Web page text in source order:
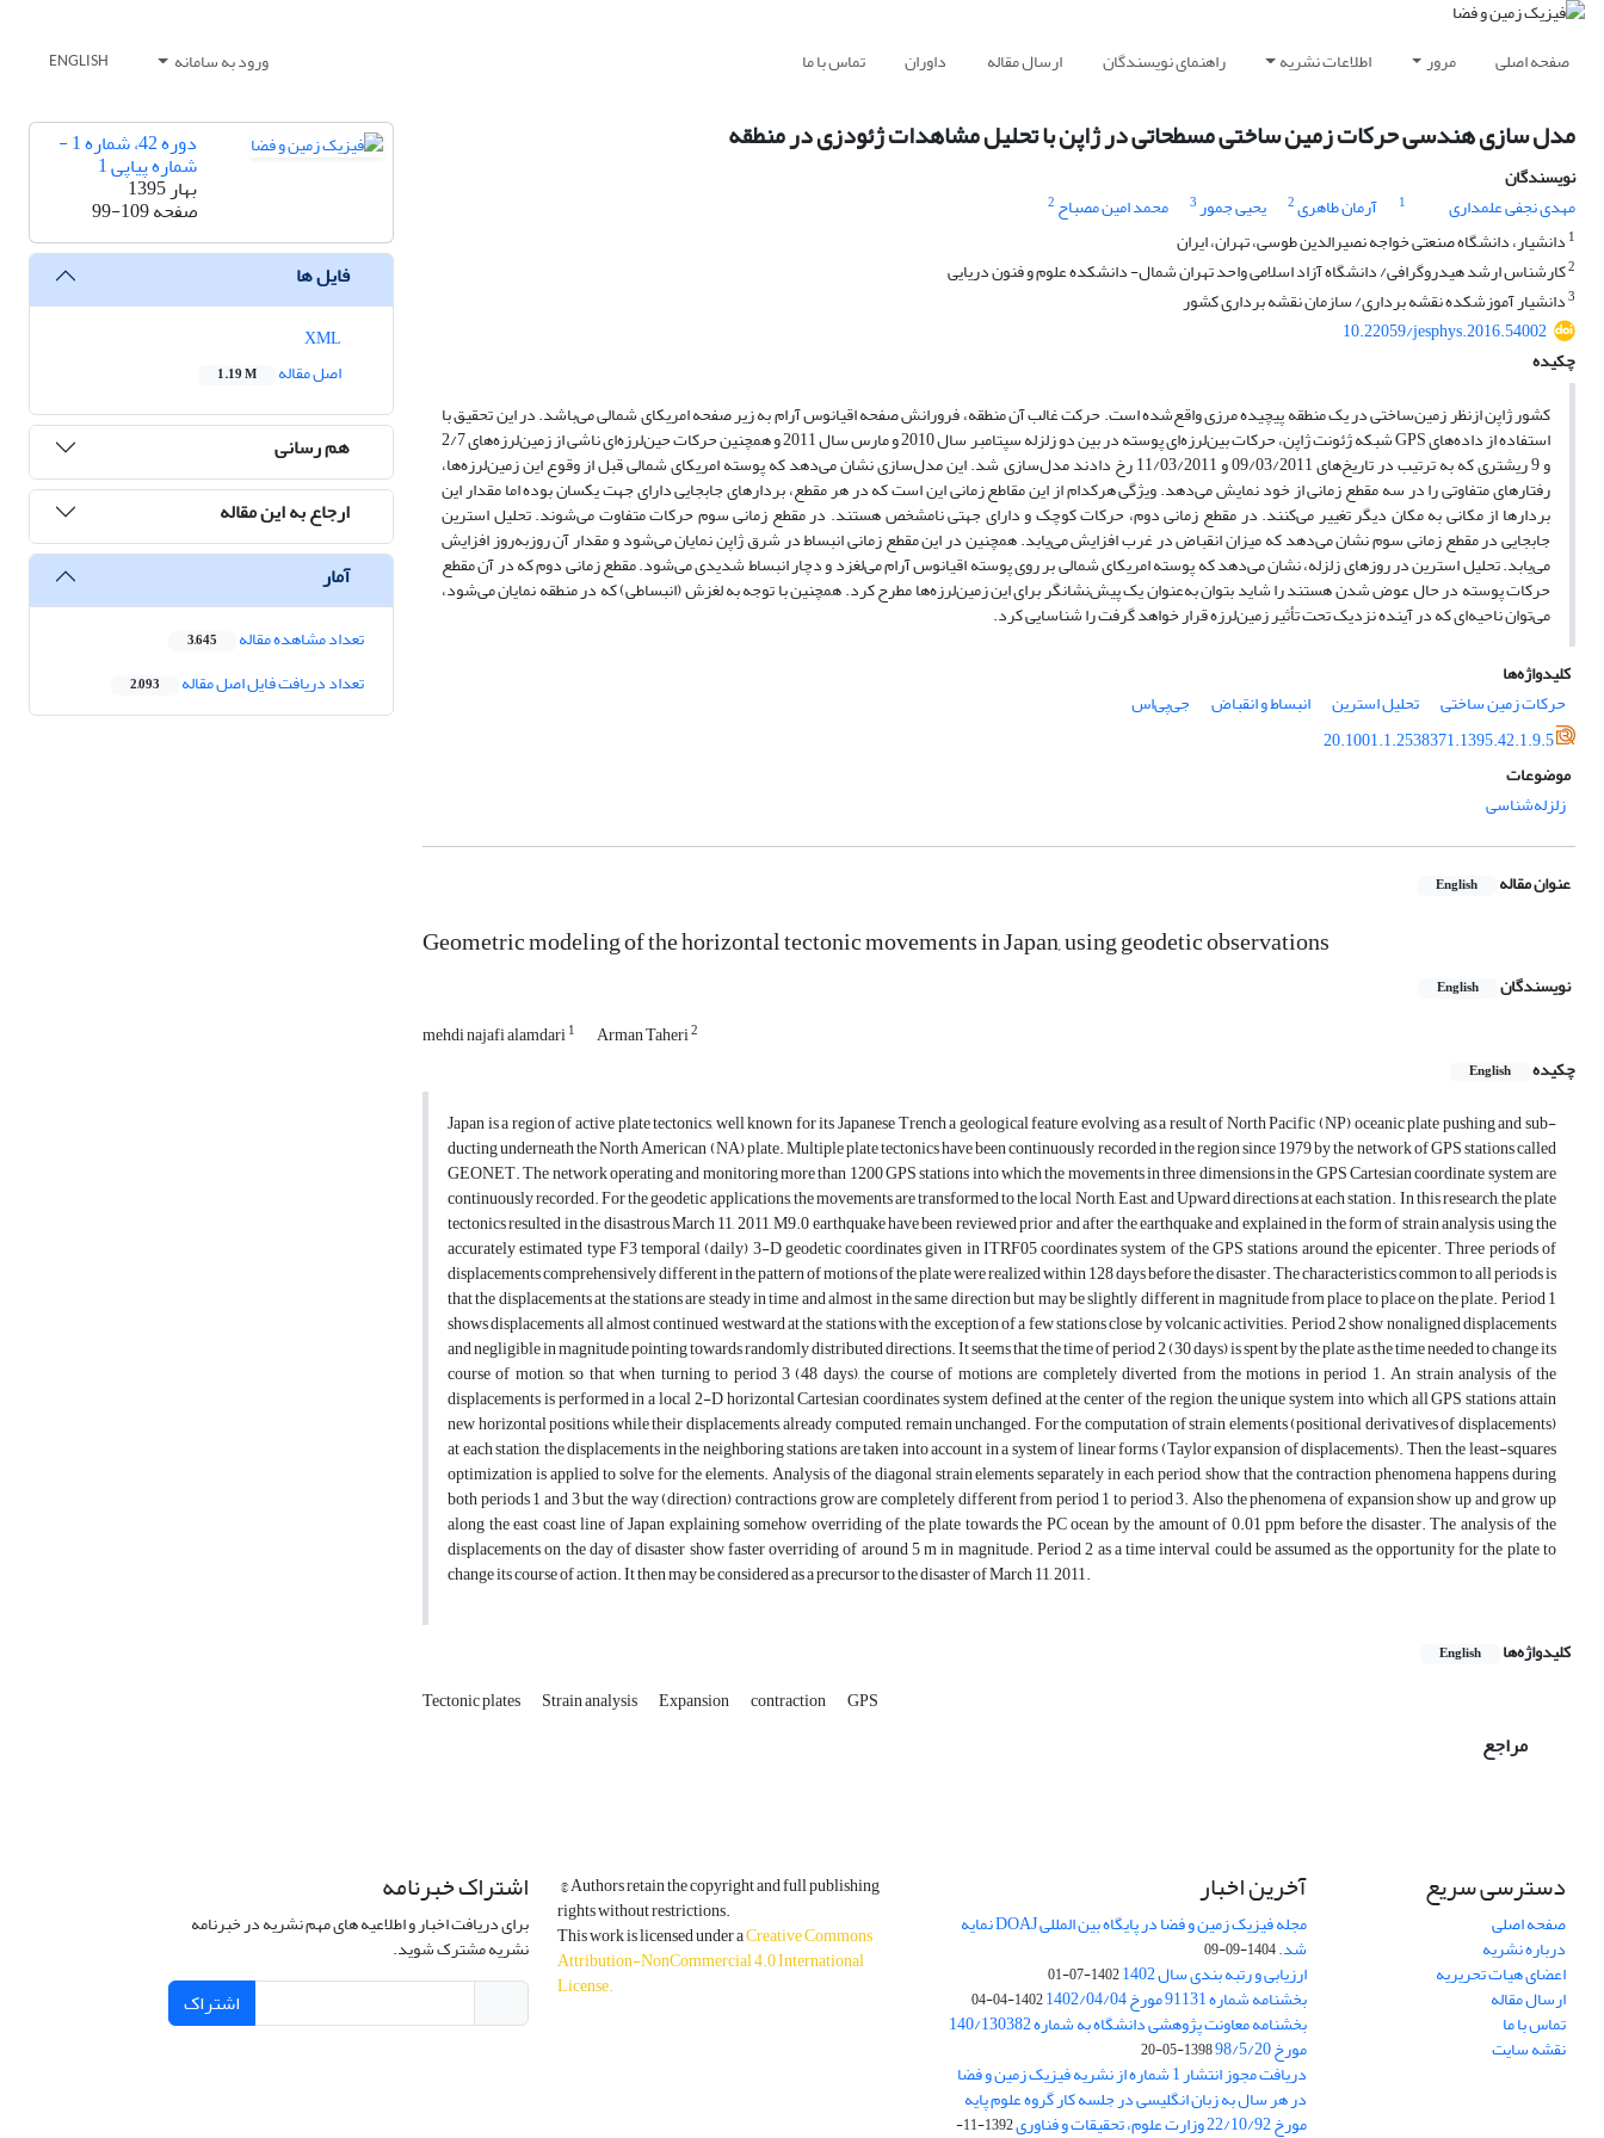
صفحه اصلی مرور اطلاعات نشریه راهنمای نویسندگان ارسال مقاله داوران تماس با ما ورود به سامانه ENGLISH
مدل سازی هندسی حرکات زمین ساختی مسطحاتی در ژاپن با تحلیل مشاهدات ژئودزی در منطقه
نویسندگان
مهدی نجفی علمداری
1 آرمان طاهری2 یحیی جمور3 محمد امین مصباح 2
1 دانشیار، دانشگاه صنعتی خواجه نصیرالدین طوسی، تهران، ایران
2کارشناس ارشد هیدروگرافی/ دانشگاه آزاد اسلامی واحد تهران شمال- دانشکده علوم و فنون دریایی
3دانشیار آموزشکده نقشه برداری/ سازمان نقشه برداری کشور
10.22059/jesphys.2016.54002
چکیده
کشور ژاپن ازنظر زمین‌ساختی در یک منطقه پیچیده مرزی واقع‌شده است. حرکت غالب آن منطقه، فرورانش صفحه اقیانوس آرام به زیر صفحه امریکای شمالی می‌باشد. در این تحقیق با
استفاده از داده‌های GPS شبکه ژئونت ژاپن، حرکات بین‌لرزه‌ای پوسته در بین دو زلزله سپتامبر سال 2010 و مارس سال 2011 و همچنین حرکات حین‌لرزه‌ای ناشی از زمین‌لرزه‌های 2/7
و 9 ریشتری که به ترتیب در تاریخ‌های 09/03/2011 و 11/03/2011 رخ دادند مدل‌سازی شد. این مدل‌سازی نشان می‌دهد که پوسته امریکای شمالی قبل از وقوع این زمین‌لرزه‌ها،
رفتارهای متفاوتی را در سه مقطع زمانی از خود نمایش می‌دهد. ویژگی هرکدام از این مقاطع زمانی این است که در هر مقطع، بردارهای جابجایی دارای جهت یکسان بوده اما مقدار این
بردارها از مکانی به مکان دیگر تغییر می‌کنند. در مقطع زمانی دوم، حرکات کوچک و دارای جهتی نامشخص هستند. در مقطع زمانی سوم حرکات متفاوت می‌شوند. تحلیل استرین
جابجایی در مقطع زمانی سوم نشان می‌دهد که میزان انقباض در غرب افزایش می‌یابد. همچنین در این مقطع زمانی انبساط در شرق ژاپن نمایان می‌شود و مقدار آن روزبه‌روز افزایش
می‌یابد. تحلیل استرین در روزهای زلزله، نشان می‌دهد که پوسته امریکای شمالی بر روی پوسته اقیانوس آرام می‌لغزد و دچار انبساط شدیدی می‌شود. مقطع زمانی دوم که در آن مقطع
حرکات پوسته در حال عوض شدن هستند را شاید بتوان به‌عنوان یک پیش‌نشانگر برای این زمین‌لرزه‌ها مطرح کرد. همچنین با توجه به لغزش (انبساطی) که در منطقه نمایان می‌شود،
می‌توان ناحیه‌ای که در آینده نزدیک تحت تأثیر زمین‌لرزه قرار خواهد گرفت را شناسایی کرد.
کلیدواژه‌ها
حرکات زمین ساختی
تحلیل استرین انبساط و انقباض
جی‌پی‌اس
20.1001.1.2538371.1395.42.1.9.5
موضوعات
زلزله‌شناسی
عنوان مقاله English
Geometric modeling of the horizontal tectonic movements in Japan, using geodetic observations
نویسندگان English
mehdi najafi alamdari1 Arman Taheri2
چکیده English
Japan is a region of active plate tectonics, well known for its Japanese Trench a geological feature evolving as a result of North Pacific (NP) oceanic plate pushing and sub-
ducting underneath the North American (NA) plate. Multiple plate tectonics have been continuously recorded in the region since 1979 by the network of GPS stations called
GEONET. The network operating and monitoring more than 1200 GPS stations into which the movements in three dimensions in the GPS Cartesian coordinate system are
continuously recorded. For the geodetic applications, the movements are transformed to the local North, East, and Upward directions at each station. In this research, the plate
tectonics resulted in the disastrous March 11, 2011, M9.0 earthquake have been reviewed prior and after the earthquake and explained in the form of strain analysis using the
accurately estimated type F3 temporal (daily) 3-D geodetic coordinates given in ITRF05 coordinates system of the GPS stations around the epicenter. Three periods of
displacements comprehensively different in the pattern of motions of the plate were realized within 128 days before the disaster. The characteristics common to all periods is
that the displacements at the stations are steady in time and almost in the same direction but may be slightly different in magnitude from place to place on the plate. Period 1
shows displacements all almost continued westward at the stations with the exception of a few stations close by volcanic activities. Period 2 show nonaligned displacements
and negligible in magnitude pointing towards randomly distributed directions. It seems that the time of period 2 (30 days) is spent by the plate as the time needed to change its
course of motion, so that when turning to period 3 (48 days), the course of motions are completely diverted from the motions in period 1. An strain analysis of the
displacements is performed in a local 2-D horizontal Cartesian coordinates system defined at the center of the region, the unique system into which all GPS stations attain
new horizontal positions while their displacements, already computed, remain unchanged. For the computation of strain elements (positional derivatives of displacements)
at each station, the displacements in the neighboring stations are taken into account in a system of linear forms (Taylor expansion of displacements). Then, the least-squares
optimization is applied to solve for the elements. Analysis of the diagonal strain elements separately in each period, show that the contraction phenomena happens during
both periods 1 and 3 but the way (direction) contractions grow are completely different from period 1 to period 3. Also the phenomena of expansion show up and grow up
along the east coast line of Japan explaining somehow overriding of the plate towards the PC ocean by the amount of 0.01 ppm before the disaster. The analysis of the
displacements on the day of disaster show faster overriding of around 5 m in magnitude. Period 2 as a time interval could be assumed as the opportunity for the plate to
change its course of action. It then may be considered as a precursor to the disaster of March 11, 2011.
کلیدواژه‌ها English
Tectonic plates Strain analysis Expansion contraction GPS
مراجع
دوره 42، شماره 1 -
شماره پیاپی 1
بهار 1395
صفحه99-109
فایل ها
اصل مقاله
1.19 M
هم رسانی
ارجاع به این مقاله
آمار
تعداد مشاهده مقاله 3,645
تعداد دریافت فایل اصل مقاله 2,093
دسترسی سریع
صفحه اصلی
درباره نشریه
اعضای هیات تحریریه
ارسال مقاله
تماس با ما
نقشه سایت
آخرین اخبار
مجله فیزیک زمین و فضا در پایگاه بین المللی DOAJ نمایه
شد.1404-09-09
ارزیابی و رتبه بندی سال 1402 1402-07-01
بخشنامه شماره 91131 مورخ 1402/04/04 1402-04-04
بخشنامه معاونت پژوهشی دانشگاه به شماره 140/130382
مورخ 98/5/20 1398-05-20
دریافت مجوز انتشار 1 شماره از نشریه فیزیک زمین و فضا
در هر سال به زبان انگلیسی در جلسه کار گروه علوم پایه
مورخ 22/10/92 وزارت علوم، تحقیقات و فناوری
1392-11-
© Authors retain the copyright and full publishing
rights without restrictions.
This work is licensed under aCreative Commons
Attribution-NonCommercial 4.0 International
License.
اشتراک خبرنامه
برای دریافت اخبار و اطلاعیه های مهم نشریه در خبرنامه
نشریه مشترک شوید.
اشتراک